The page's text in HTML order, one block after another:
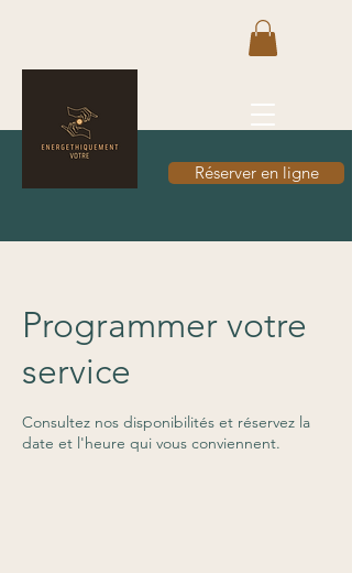
Réserver en ligne
Programmer votre
service
Consultez nos disponibilités et réservez la
date et l'heure qui vous conviennent.